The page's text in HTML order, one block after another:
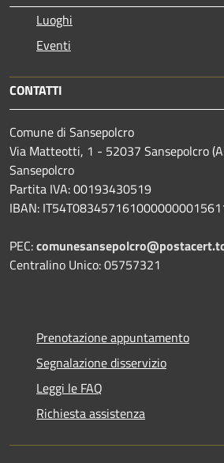
Luoghi
Eventi
CONTATTI
Comune di Sansepolcro
Via Matteotti, 1 - 52037 Sansepolcro
Sansepolcro
Partita IVA: 00193430519
IBAN:
PEC:
Centralino Unico: 05757321
Prenotazione appuntamento
Segnalazione disservizio
Leggi le FAQ
Richiesta assistenza